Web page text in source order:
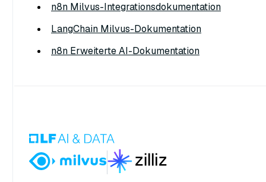
n8n Milvus-Integrationsdokumentation
LangChain Milvus-Dokumentation
n8n Erweiterte AI-Dokumentation